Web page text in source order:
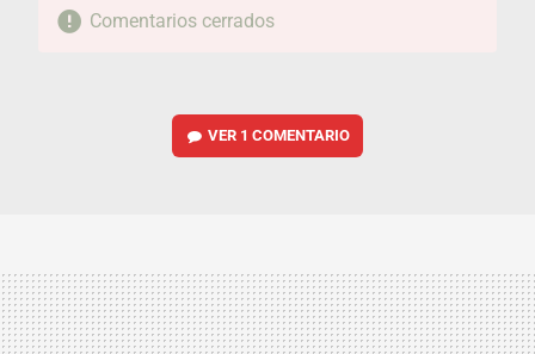
Comentarios cerrados
VER 1 COMENTARIO